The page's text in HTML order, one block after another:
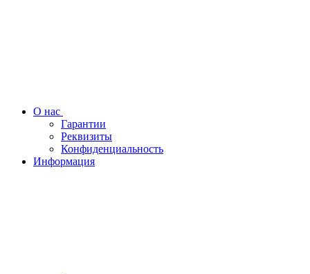
О нас
Гарантии
Реквизиты
Конфиденциальность
Информация